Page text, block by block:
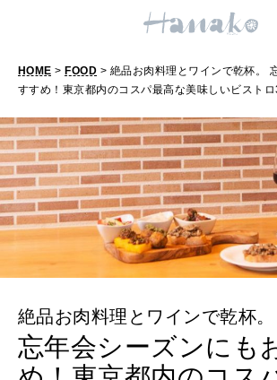
どこ行く？
FORTUNE
明日のわたし
[12星座別] Weekly
[12星座別] Monthly Love
算命学がわかる今月のあなた
HEALTH
自分にやさしく
LEARN
知る、考える
HOME > FOOD > 絶品お肉料理とワインで乾杯。
すすめ！東京都内のコスパ最高な美味しいビスト
絶品お肉料理とワインで乾杯。
忘年会シーズンにも